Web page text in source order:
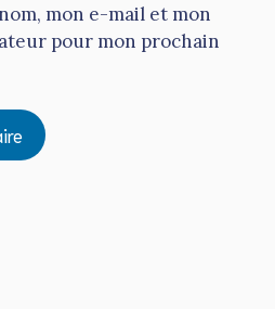
mon e-mail et mon
pour mon prochain